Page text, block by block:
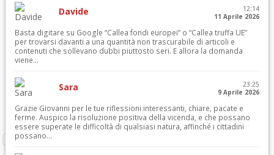
Davide
12:14
11 Aprile 2026
Basta digitare su Google “Callea fondi europei” o “Callea truffa UE”
per trovarsi davanti a una quantità non trascurabile di articoli e
contenuti che sollevano dubbi piuttosto seri. E allora la domanda
viene...
Sara
23:25
9 Aprile 2026
Grazie Giovanni per le tue riflessioni interessanti, chiare, pacate e
ferme. Auspico la risoluzione positiva della vicenda, e che possano
essere superate le difficoltà di qualsiasi natura, affinché i cittadini
possano...